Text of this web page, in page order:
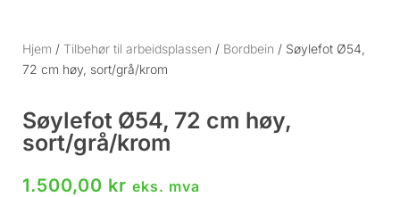
Hjem / Tilbehør til arbeidsplassen / Bordbein / Søylefot Ø54,
72 cm høy, sort/grå/krom
Søylefot Ø54, 72 cm høy,
sort/grå/krom
1.500,00 kr eks. mva